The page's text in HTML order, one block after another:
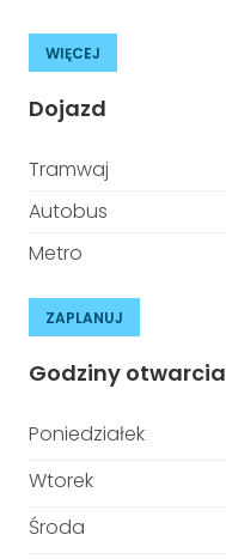
WIĘCEJ
Dojazd
Tramwaj
Autobus
Metro
ZAPLANUJ
Godziny otwarcia
Poniedziałek
Wtorek
Środa